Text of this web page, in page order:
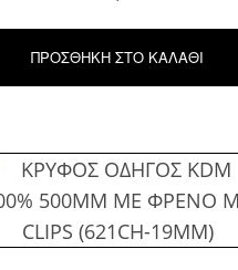
ΠΡΟΣΘΉΚΗ ΣΤΟ ΚΑΛΆΘΙ